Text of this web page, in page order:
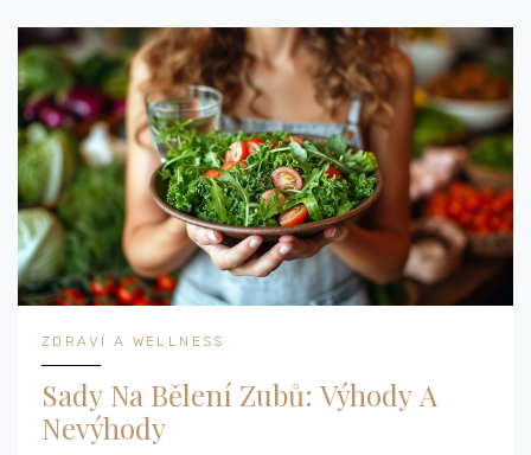
ZDRAVÍ A WELLNESS
Sady Na Bělení Zubů: Výhody A
Nevýhody